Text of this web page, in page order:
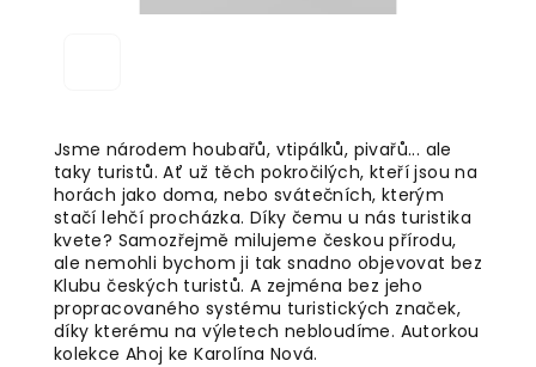
Jsme národem houbařů, vtipálků, pivařů... ale
taky turistů. Ať už těch pokročilých, kteří jsou na
horách jako doma, nebo svátečních, kterým
stačí lehčí procházka. Díky čemu u nás turistika
kvete? Samozřejmě milujeme českou přírodu,
ale nemohli bychom ji tak snadno objevovat bez
Klubu českých turistů. A zejména bez jeho
propracovaného systému turistických značek,
díky kterému na výletech nebloudíme. Autorkou
kolekce Ahoj ke Karolína Nová.